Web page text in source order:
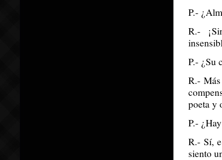
P.-
R.-
P.- ¿Su
R.-
poeta y
P.-
R.- Sí,
siento